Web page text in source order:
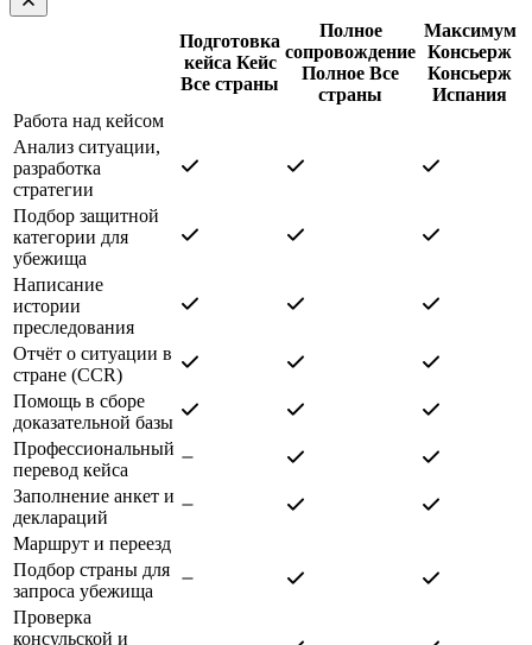
Подготовка
кейса Кейс
Все страны
Полное
сопровождение
Полное Все
страны
Максимум
Консьерж
Консьерж
Испания
Работа над кейсом
Анализ ситуации,
разработка
стратегии
Подбор защитной
категории для
убежища
Написание
истории
преследования
Отчёт о ситуации в
стране (CCR)
Помощь в сборе
доказательной базы
Профессиональный
перевод кейса
Заполнение анкет и
деклараций
Маршрут и переезд
Подбор страны для
запроса убежища
Проверка
консульской и